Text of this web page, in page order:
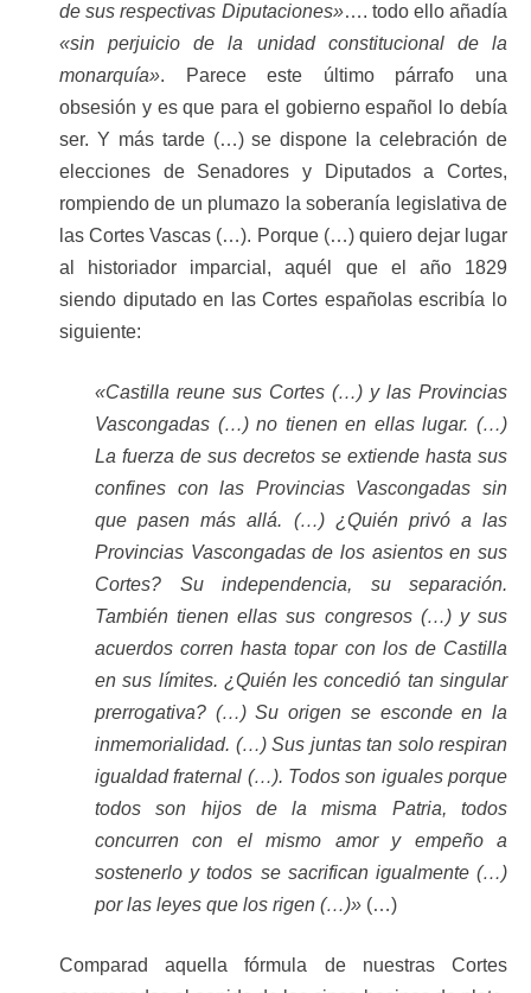
de sus respectivas Diputaciones»…. todo ello añadía
«sin perjuicio de la unidad constitucional de la
monarquía». Parece este último párrafo una
obsesión y es que para el gobierno español lo debía
ser. Y más tarde (…) se dispone la celebración de
elecciones de Senadores y Diputados a Cortes,
rompiendo de un plumazo la soberanía legislativa de
las Cortes Vascas (…). Porque (…) quiero dejar lugar
al historiador imparcial, aquél que el año 1829
siendo diputado en las Cortes españolas escribía lo
siguiente:
«Castilla reune sus Cortes (…) y las Provincias
Vascongadas (…) no tienen en ellas lugar. (…)
La fuerza de sus decretos se extiende hasta sus
confines con las Provincias Vascongadas sin
que pasen más allá. (…) ¿Quién privó a las
Provincias Vascongadas de los asientos en sus
Cortes? Su independencia, su separación.
También tienen ellas sus congresos (…) y sus
acuerdos corren hasta topar con los de Castilla
en sus límites. ¿Quién les concedió tan singular
prerrogativa? (…) Su origen se esconde en la
inmemorialidad. (…) Sus juntas tan solo respiran
igualdad fraternal (…). Todos son iguales porque
todos son hijos de la misma Patria, todos
concurren con el mismo amor y empeño a
sostenerlo y todos se sacrifican igualmente (…)
por las leyes que los rigen (…)» (…)
Comparad aquella fórmula de nuestras Cortes